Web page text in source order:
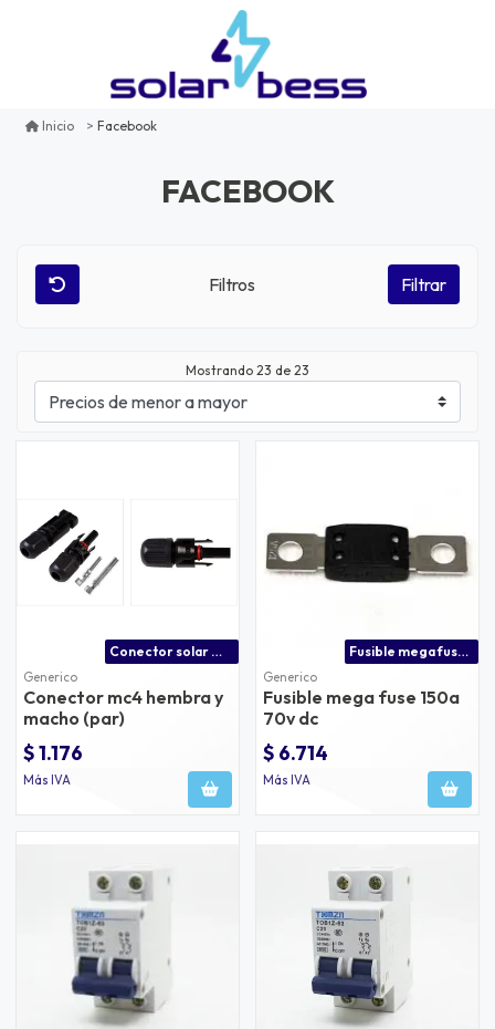
Inicio Facebook
FACEBOOK
Filtros Filtrar
Mostrando 23 de 23
Conector solar mc4 precio | despachamos a temuco y todo el país
Generico
Conector mc4 hembra y
macho (par)
$ 1.176
Más IVA
Fusible mega fuse 150a 70v dc
Generico
Fusible mega fuse 150a
70v dc
$ 6.714
Más IVA